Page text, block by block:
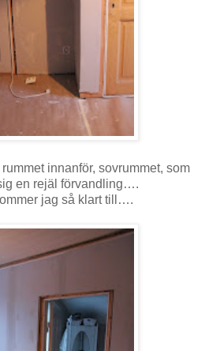
innanför, sovrummet, som
en rejäl förvandling….
jag så klart till….